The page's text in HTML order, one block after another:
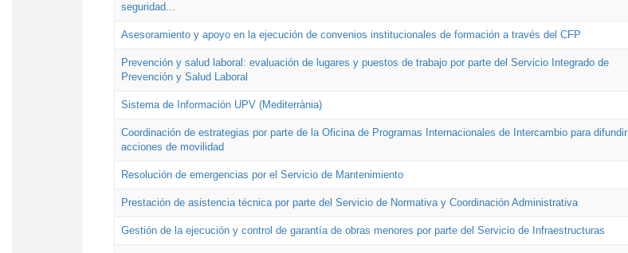
seguridad...
Asesoramiento y apoyo en la ejecución de convenios institucionales de formación a través del CFP
Prevención y salud laboral: evaluación de lugares y puestos de trabajo por parte del Servicio Integrado de
Prevención y Salud Laboral
Sistema de Información UPV (Mediterrània)
Coordinación de estrategias por parte de la Oficina de Programas Internacionales de Intercambio para difundir
acciones de movilidad
Resolución de emergencias por el Servicio de Mantenimiento
Prestación de asistencia técnica por parte del Servicio de Normativa y Coordinación Administrativa
Gestión de la ejecución y control de garantía de obras menores por parte del Servicio de Infraestructuras